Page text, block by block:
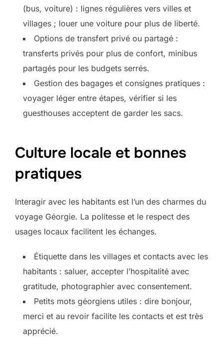
(bus, voiture) : lignes régulières vers villes et
villages ; louer une voiture pour plus de liberté.
Options de transfert privé ou partagé :
transferts privés pour plus de confort, minibus
partagés pour les budgets serrés.
Gestion des bagages et consignes pratiques :
voyager léger entre étapes, vérifier si les
guesthouses acceptent de garder les sacs.
Culture locale et bonnes
pratiques
Interagir avec les habitants est l’un des charmes du
voyage Géorgie. La politesse et le respect des
usages locaux facilitent les échanges.
Étiquette dans les villages et contacts avec les
habitants : saluer, accepter l’hospitalité avec
gratitude, photographier avec consentement.
Petits mots géorgiens utiles : dire bonjour,
merci et au revoir facilite les contacts et est très
apprécié.